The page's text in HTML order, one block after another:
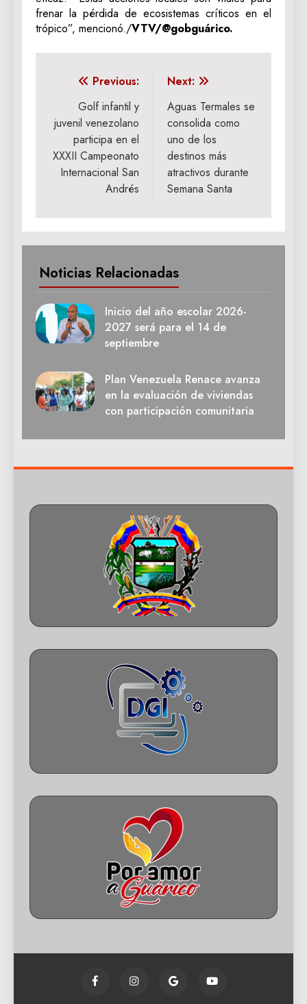
frenar la pérdida de ecosistemas críticos en el
trópico”, mencionó./VTV/@gobguárico.
Navegación
entradas
Previous:
Golf infantil y
juvenil venezolano
participa en el
XXXII Campeonato
Internacional San
Andrés
Next:
Aguas Termales se
consolida como
uno de los
destinos más
atractivos durante
Semana Santa
Noticias Relacionadas
Inicio del año escolar 2026-
2027 será para el 14 de
septiembre
Plan Venezuela Renace avanza
en la evaluación de viviendas
con participación comunitaria